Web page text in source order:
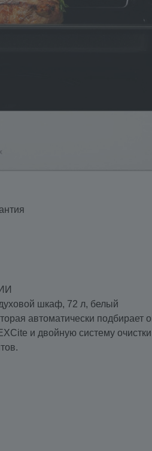
шкаф, 72 л, белый
автоматически подбирает
и двойную систему